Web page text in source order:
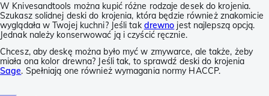
W Knivesandtools można kupić różne rodzaje desek do krojenia.
Szukasz solidnej deski do krojenia, która będzie również znakomicie
wyglądała w Twojej kuchni? Jeśli tak drewno jest najlepszą opcją.
Jednak należy konserwować ją i czyścić ręcznie.
Chcesz, aby deskę można było myć w zmywarce, ale także, żeby
miała ona kolor drewna? Jeśli tak, to sprawdź deski do krojenia
Sage. Spełniają one również wymagania normy HACCP.